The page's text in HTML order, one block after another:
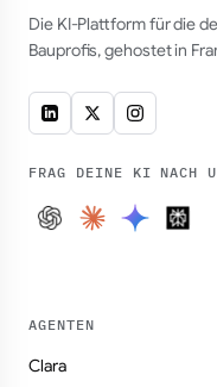
Die KI-Plattform für die
Bauprofis, gehostet in
FRAG DEINE KI NACH
AGENTEN
Clara